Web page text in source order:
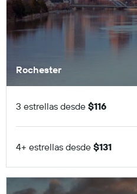
Rochester
3 estrellas desde $116
4+ estrellas desde $131